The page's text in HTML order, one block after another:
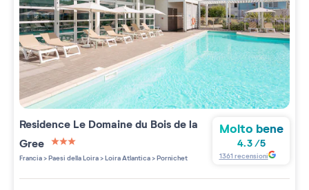
Residence Le Domaine du Bois de la
Gree
3 étoiles sur 5
Francia>Paesi della Loira>Loira Atlantica>Pornichet
Molto bene
4.3/5
1361 recensioni